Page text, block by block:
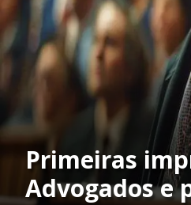
Primeiras
Advogados e